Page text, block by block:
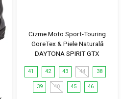
Cizme Moto Sport-Touring
GoreTex & Piele Naturală
DAYTONA SPIRIT GTX
41 42 43 44 38
39 40 45 46